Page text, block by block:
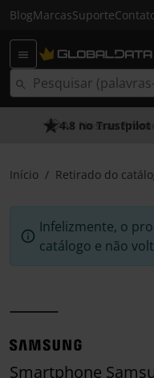
BlogMarcasSuporte
4.8 no Trustpilot
Início Retirado do
Infelizmente, o
catálogo e não
Smartphone